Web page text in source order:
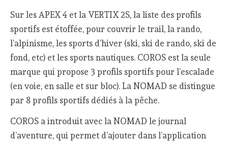
Sur les APEX 4 et la VERTIX 2S, la liste des profils
sportifs est étoffée, pour couvrir le trail, la rando,
l’alpinisme, les sports d’hiver (ski, ski de rando, ski de
fond, etc) et les sports nautiques. COROS est la seule
marque qui propose 3 profils sportifs pour l’escalade
(en voie, en salle et sur bloc). La NOMAD se distingue
par 8 profils sportifs dédiés à la pêche.
COROS a introduit avec la NOMAD le journal
d’aventure, qui permet d’ajouter dans l’application